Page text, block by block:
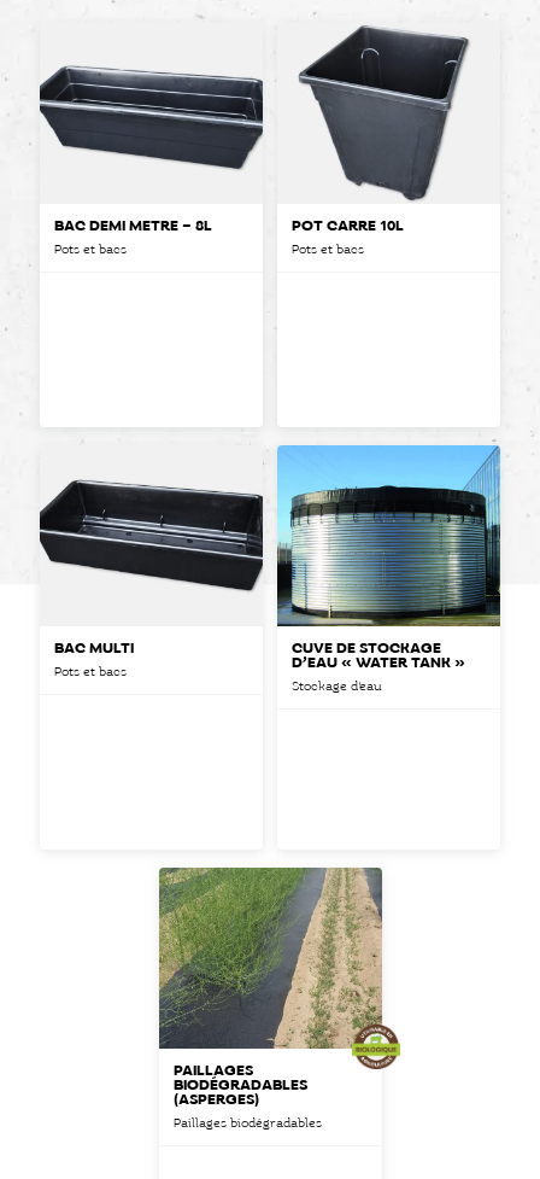
BAC DEMI MÈTRE – 8L
Pots et bacs
POT CARRÉ 10L
Pots et bacs
BAC MULTI
Pots et bacs
CUVE DE STOCKAGE
D’EAU « WATER TANK »
Stockage d'eau
PAILLAGES
BIODÉGRADABLES
(ASPERGES)
Paillages biodégradables